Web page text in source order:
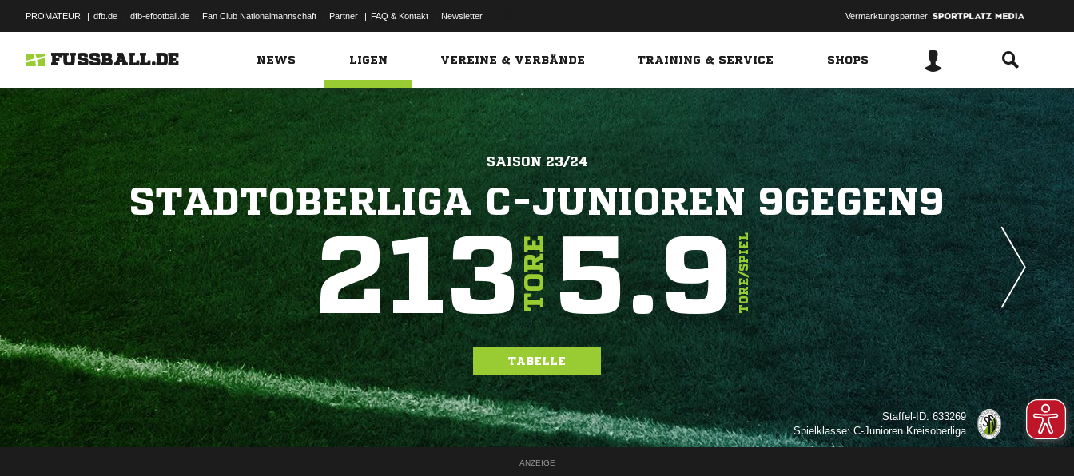
PROMATEUR | dfb.de | dfb-efootball.de | Fan Club Nationalmannschaft | Partner | FAQ & Kontakt | Newsletter Vermarktungspartner:
FUSSBALL.DE NEWS LIGEN VEREINE & VERBÄNDE TRAINING & SERVICE SHOPS
SAISON 23/24
STADTOBERLIGA C-JUNIOREN 9GEGEN9
213TORE5.9TORE/SPIEL
TABELLE
Staffel-ID: 633269
Spielklasse: C-Junioren Kreisoberliga
ANZEIGE